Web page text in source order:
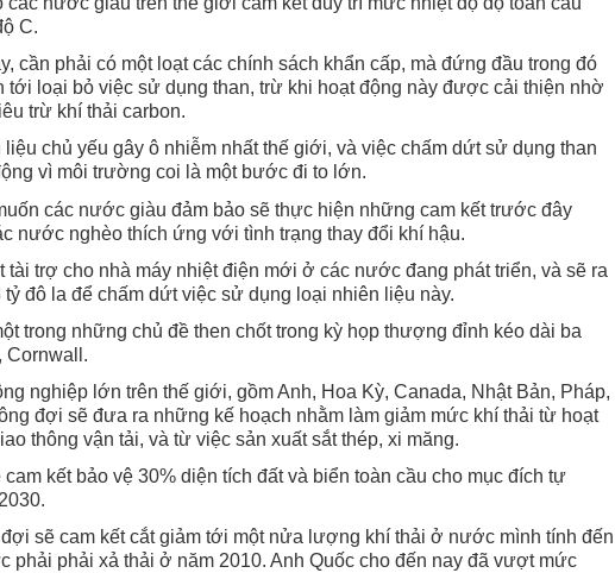
C.
cần phải có một loạt các chính sách khẩn cấp, mà đứng đầu trong đó
tới loại bỏ việc sử dụng than, trừ khi hoạt động này được cải thiện nhờ
trừ khí thải carbon.
chủ yếu gây ô nhiễm nhất thế giới, và việc chấm dứt sử dụng than
vì môi trường coi là một bước đi to lớn.
các nước giàu đảm bảo sẽ thực hiện những cam kết trước đây
nước nghèo thích ứng với tình trạng thay đổi khí hậu.
tài trợ cho nhà máy nhiệt điện mới ở các nước đang phát triển, và sẽ ra
đô la để chấm dứt việc sử dụng loại nhiên liệu này.
trong những chủ đề then chốt trong kỳ họp thượng đỉnh kéo dài ba
Cornwall.
nghiệp lớn trên thế giới, gồm Anh, Hoa Kỳ, Canada, Nhật Bản, Pháp,
đợi sẽ đưa ra những kế hoạch nhằm làm giảm mức khí thải từ hoạt
thông vận tải, và từ việc sản xuất sắt thép, xi măng.
kết bảo vệ 30% diện tích đất và biển toàn cầu cho mục đích tự
sẽ cam kết cắt giảm tới một nửa lượng khí thải ở nước mình tính đến
phải phải xả thải ở năm 2010. Anh Quốc cho đến nay đã vượt mức